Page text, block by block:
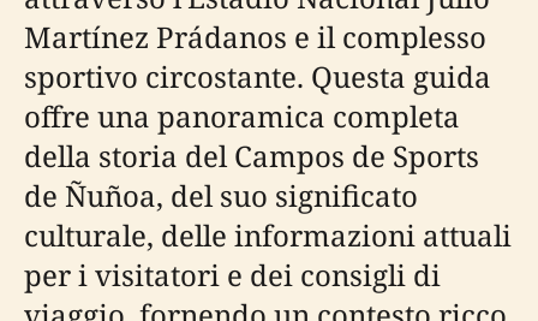
Martínez Prádanos e il complesso
sportivo circostante. Questa guida
offre una panoramica completa
della storia del Campos de Sports
de Ñuñoa, del suo significato
culturale, delle informazioni attuali
per i visitatori e dei consigli di